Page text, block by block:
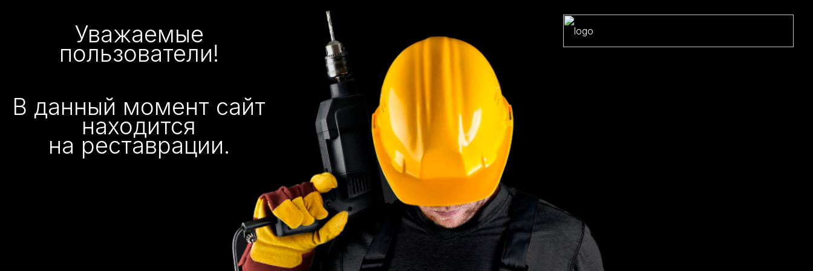
Уважаемые
пользователи!
В данный момент сайт
находится
на реставрации.